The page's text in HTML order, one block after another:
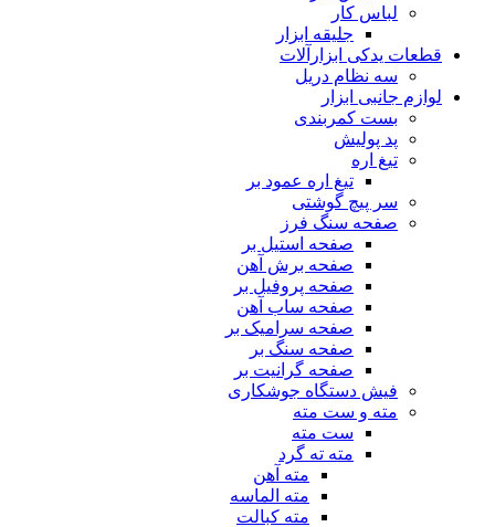
لباس کار
جلیقه ابزار
قطعات یدکی ابزارآلات
سه نظام دریل
لوازم جانبی ابزار
بست کمربندی
پد پولیش
تیغ اره
تیغ اره عمود بر
سر پیچ گوشتی
صفحه سنگ فرز
صفحه استیل بر
صفحه برش آهن
صفحه پروفیل بر
صفحه ساب آهن
صفحه سرامیک بر
صفحه سنگ بر
صفحه گرانیت بر
فیش دستگاه جوشکاری
مته و ست مته
ست مته
مته ته گرد
مته آهن
مته الماسه
مته کبالت